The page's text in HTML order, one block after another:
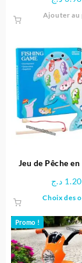
Ajouter au
Jeu de Pêche
د.ج
Choix des
Promo !